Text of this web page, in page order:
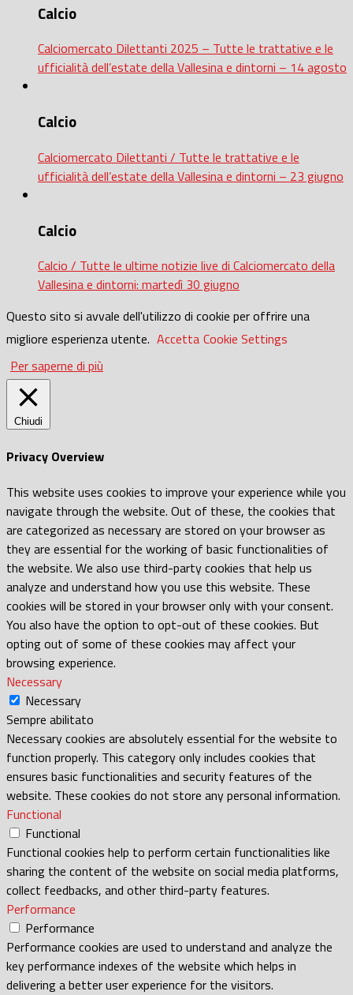
Calcio
Calciomercato Dilettanti 2025 – Tutte le trattative e le
ufficialità dell’estate della Vallesina e dintorni – 14 agosto
Calcio
Calciomercato Dilettanti / Tutte le trattative e le
ufficialità dell’estate della Vallesina e dintorni – 23 giugno
Calcio
Calcio / Tutte le ultime notizie live di Calciomercato della
Vallesina e dintorni: martedì 30 giugno
Questo sito si avvale dell'utilizzo di cookie per offrire una
migliore esperienza utente. Accetta Cookie Settings
Per saperne di più
Chiudi
Privacy Overview
This website uses cookies to improve your experience while you
navigate through the website. Out of these, the cookies that
are categorized as necessary are stored on your browser as
they are essential for the working of basic functionalities of
the website. We also use third-party cookies that help us
analyze and understand how you use this website. These
cookies will be stored in your browser only with your consent.
You also have the option to opt-out of these cookies. But
opting out of some of these cookies may affect your
browsing experience.
Necessary
Necessary
Sempre abilitato
Necessary cookies are absolutely essential for the website to
function properly. This category only includes cookies that
ensures basic functionalities and security features of the
website. These cookies do not store any personal information.
Functional
Functional
Functional cookies help to perform certain functionalities like
sharing the content of the website on social media platforms,
collect feedbacks, and other third-party features.
Performance
Performance
Performance cookies are used to understand and analyze the
key performance indexes of the website which helps in
delivering a better user experience for the visitors.